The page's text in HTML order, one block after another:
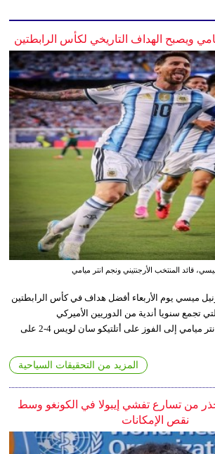
ويصبح الهداف التاريخي لكأس الرابطتين
قائد المنتخب الأرجنتيني ونجم انتر ميامي
ميسي يوم الأربعاء أفضل هداف في كأس الرابطتين
تجمع سنويا أندية من الدوريين الأميركي
والمكسيكي، بعدما قاد إنتر ميامي إلى الفوز على أتلتيكو سان لويس 4-2 على
المزيد من التحقيقات السياحية
من تسارع تفشي إيبولا في الكونغو وسط
نقص الإمكانات